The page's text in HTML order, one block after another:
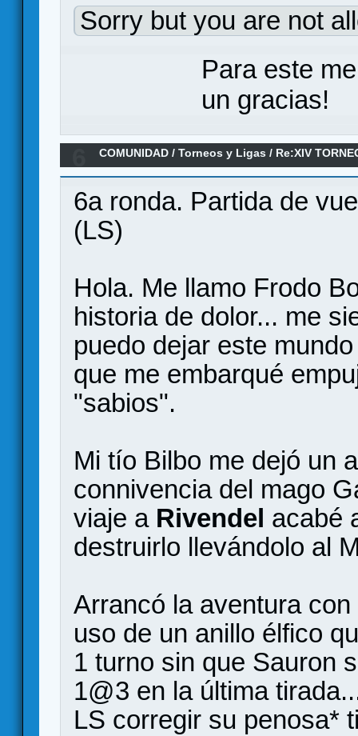
Sorry but you are not
Para este
un gracias!
COMUNIDAD /Torneos y Ligas / Re:XIV
6a ronda. Partida de
(LS)
Hola. Me llamo Frodo
historia de dolor... me
puedo dejar este
que me embarqué
"sabios".
Mi tío Bilbo me dejó un
connivencia del mago
viaje a Rivendel acabé
destruirlo llevándolo al
Arrancó la aventura
uso de un anillo élfico
1 turno sin que Sauron
1@3 en la última
LS corregir su penosa*